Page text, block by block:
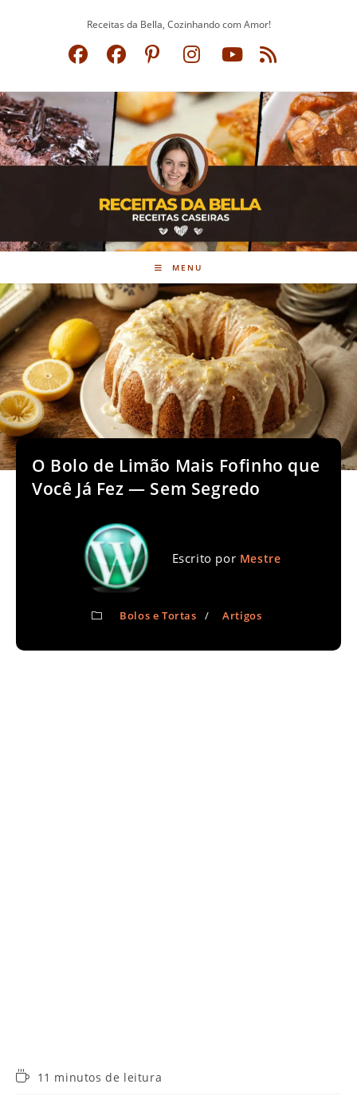
Receitas da Bella, Cozinhando com Amor!
MENU
O Bolo de Limão Mais Fofinho que
Você Já Fez — Sem Segredo
Escrito por Mestre
Bolos e Tortas / Artigos
Tempo11 minutos de leitura